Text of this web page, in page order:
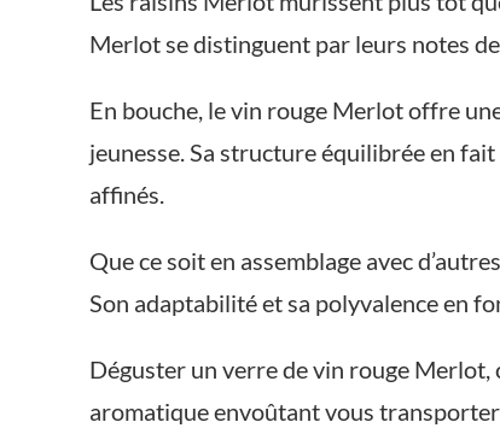
Merlot se distinguent par leurs notes
En bouche, le vin rouge Merlot offre
jeunesse. Sa structure équilibrée en
affinés.
Que ce soit en assemblage avec
Son adaptabilité et sa polyvalence en
Déguster un verre de vin rouge Merlot,
aromatique envoûtant vous